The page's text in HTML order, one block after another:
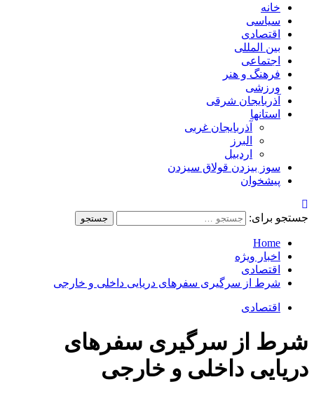
خانه
سیاسی
اقتصادی
بین المللی
اجتماعی
فرهنگ و هنر
ورزشی
آذربایجان شرقی
استانها
آذربایجان غربی
البرز
اردبیل
سوز بیزدن قولاق سیزدن
پیشخوان
جستجو برای:
Home
اخبار ویژه
اقتصادی
شرط از سرگیری سفرهای دریایی داخلی و خارجی
اقتصادی
شرط از سرگیری سفرهای
دریایی داخلی و خارجی